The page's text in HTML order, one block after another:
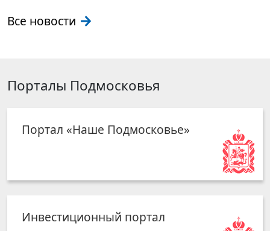
Все новости
Порталы Подмосковья
Портал «Наше Подмосковье»
Инвестиционный портал